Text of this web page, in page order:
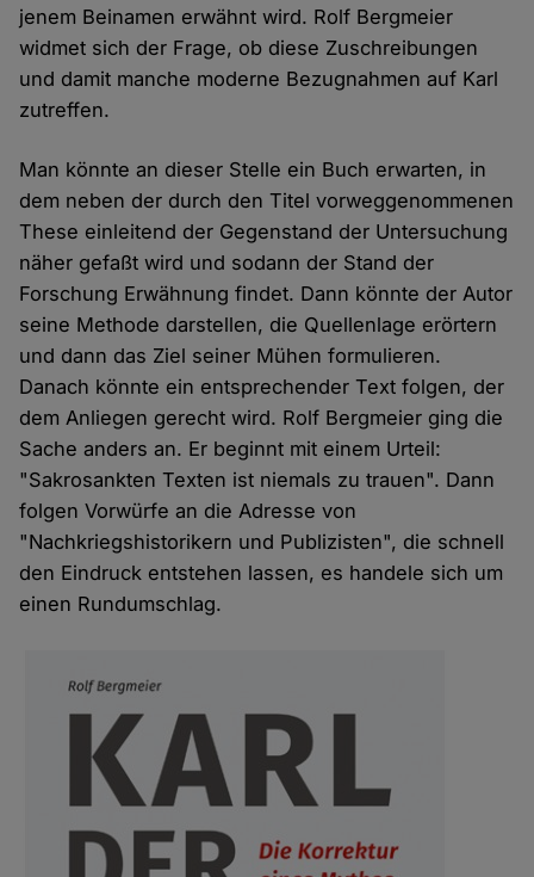
jenem Beinamen erwähnt wird. Rolf Bergmeier
widmet sich der Frage, ob diese Zuschreibungen
und damit manche moderne Bezugnahmen auf Karl
zutreffen.
Man könnte an dieser Stelle ein Buch erwarten, in
dem neben der durch den Titel vorweggenommenen
These einleitend der Gegenstand der Untersuchung
näher gefaßt wird und sodann der Stand der
Forschung Erwähnung findet. Dann könnte der Autor
seine Methode darstellen, die Quellenlage erörtern
und dann das Ziel seiner Mühen formulieren.
Danach könnte ein entsprechender Text folgen, der
dem Anliegen gerecht wird. Rolf Bergmeier ging die
Sache anders an. Er beginnt mit einem Urteil:
"Sakrosankten Texten ist niemals zu trauen". Dann
folgen Vorwürfe an die Adresse von
"Nachkriegshistorikern und Publizisten", die schnell
den Eindruck entstehen lassen, es handele sich um
einen Rundumschlag.